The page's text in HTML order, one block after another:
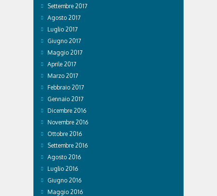
Settembre 2017
Agosto 2017
Luglio 2017
Giugno 2017
Maggio 2017
Aprile 2017
Marzo 2017
Febbraio 2017
Gennaio 2017
Dicembre 2016
Novembre 2016
Ottobre 2016
Settembre 2016
Agosto 2016
Luglio 2016
Giugno 2016
Maggio 2016